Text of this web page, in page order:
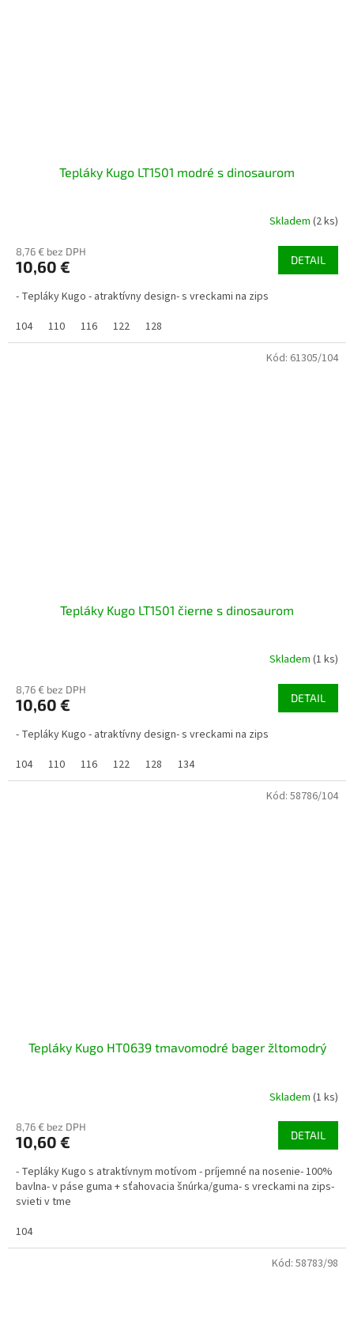
Tepláky Kugo LT1501 modré s dinosaurom
Skladem (2 ks)
8,76 € bez DPH
10,60 € DETAIL
- Tepláky Kugo - atraktívny design- s vreckami na zips
104
110 116 122 128
Tepláky Kugo LT1501 čierne s dinosaurom
Skladem (1 ks)
8,76 € bez DPH
10,60 € DETAIL
- Tepláky Kugo - atraktívny design- s vreckami na zips
104
110 116 122 128 134
Kód: 61305/104
Tepláky Kugo HT0639 tmavomodré bager žltomodrý
Skladem (1 ks)
8,76 € bez DPH
10,60 € DETAIL
- Tepláky Kugo s atraktívnym motívom - príjemné na nosenie- 100%
bavlna- v páse guma + sťahovacia šnúrka/guma- s vreckami na zips-
svieti v tme
104
Kód: 58786/104
Kód: 58783/98